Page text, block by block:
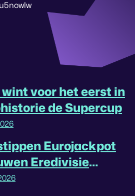
wint voor het eerst in
de Supercup
Eurojackpot
Eredivisie